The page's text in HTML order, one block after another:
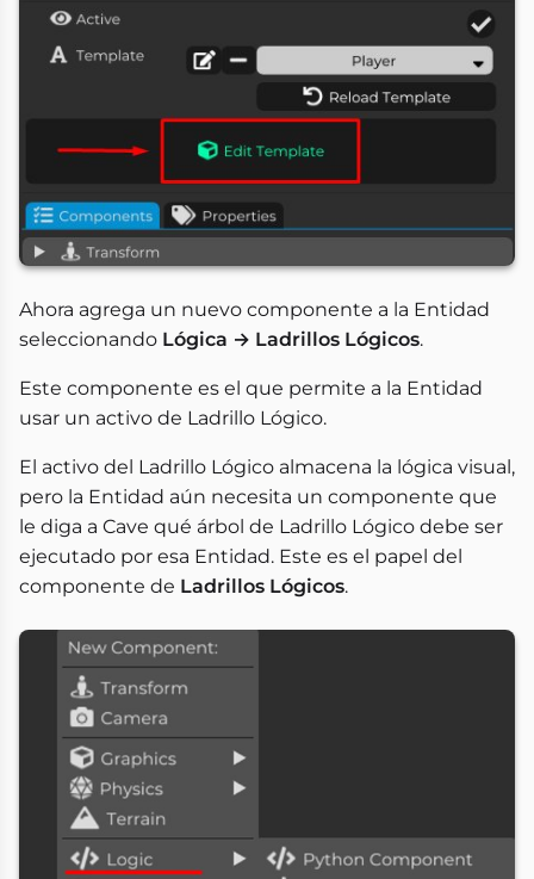
Ahora agrega un nuevo componente a la Entidad
seleccionando Lógica → Ladrillos Lógicos.
Este componente es el que permite a la Entidad
usar un activo de Ladrillo Lógico.
El activo del Ladrillo Lógico almacena la lógica visual,
pero la Entidad aún necesita un componente que
le diga a Cave qué árbol de Ladrillo Lógico debe ser
ejecutado por esa Entidad. Este es el papel del
componente de Ladrillos Lógicos.